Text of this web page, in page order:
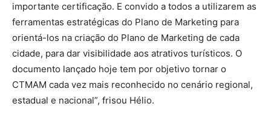
importante certificação. E convido a todos a utilizarem as
ferramentas estratégicas do Plano de Marketing para
orientá-los na criação do Plano de Marketing de cada
cidade, para dar visibilidade aos atrativos turísticos. O
documento lançado hoje tem por objetivo tornar o
CTMAM cada vez mais reconhecido no cenário regional,
estadual e nacional”, frisou Hélio.